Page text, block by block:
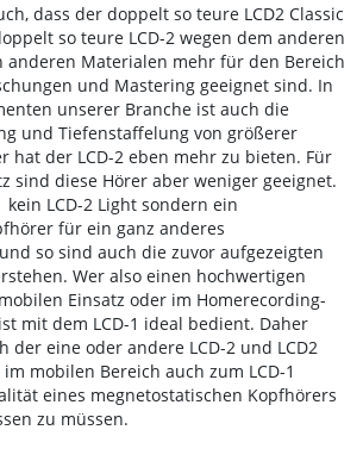
dass der doppelt so teure LCD2 Classic
so teure LCD-2 wegen dem anderen
anderen Materialen mehr für den Bereich
und Mastering geeignet sind. In
unserer Branche ist auch die
und Tiefenstaffelung von größerer
hat der LCD-2 eben mehr zu bieten. Für
sind diese Hörer aber weniger geeignet.
kein LCD-2 Light sondern ein
für ein ganz anderes
so sind auch die zuvor aufgezeigten
Wer also einen hochwertigen
Einsatz oder im Homerecording-
mit dem LCD-1 ideal bedient. Daher
der eine oder andere LCD-2 und LCD2
mobilen Bereich auch zum LCD-1
eines megnetostatischen Kopfhörers
zu müssen.